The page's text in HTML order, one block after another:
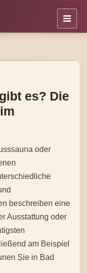
es? Die
oder
beschreiben eine
Ausstattung oder
am Beispiel
Sie in Bad